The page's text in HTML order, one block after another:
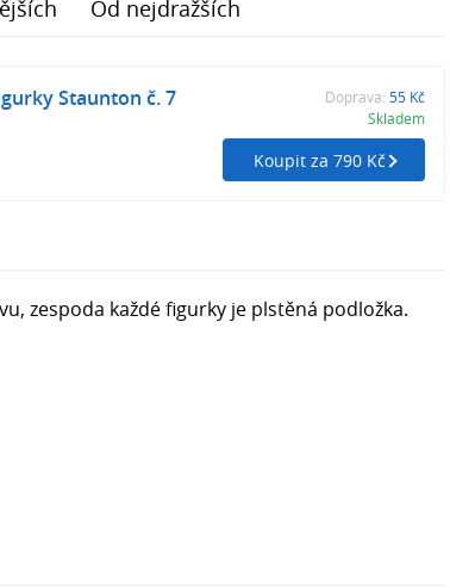
Od nejdražších
Staunton č. 7 Doprava: 55 Kč
Skladem
Koupit za 790 Kč
zespoda každé figurky je plstěná podložka.